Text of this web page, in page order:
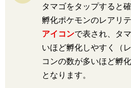
タマゴをタップすると
孵化ポケモンのレアリ
アイコンで表され、タ
いほど孵化しやすく（
コンの数が多いほど孵
となります。